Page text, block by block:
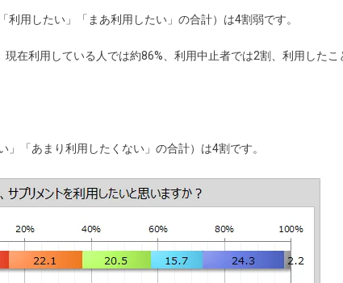
利用したい」「まあ利用したい」の合計）は4割弱です。
在利用している人では約86%、利用中止者では2割、利用したこ
」「あまり利用したくない」の合計）は4割です。